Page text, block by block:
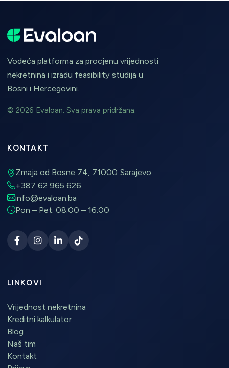
Vodeća platforma za procjenu vrijednosti
nekretnina i izradu feasibility studija u
Bosni i Hercegovini.
© 2026 Evaloan. Sva prava pridržana.
KONTAKT
Zmaja od Bosne 74, 71000 Sarajevo
+387 62 965 626
info@evaloan.ba
Pon – Pet: 08:00 – 16:00
LINKOVI
Vrijednost nekretnina
Kreditni kalkulator
Blog
Naš tim
Kontakt